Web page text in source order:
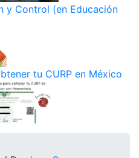
y Control (en Educación
tu CURP en México